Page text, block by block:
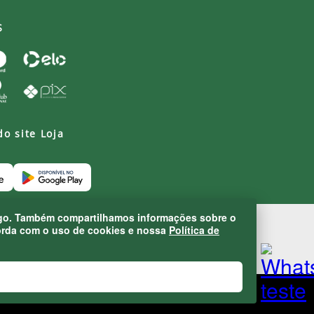
Também compartilhamos informações sobre o
com o uso de cookies e nossa Política de
site Loja